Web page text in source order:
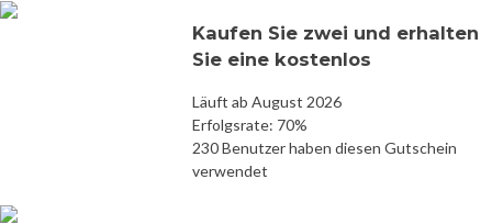
Kaufen Sie zwei und erhalten
Sie eine kostenlos
Läuft ab August 2026
Erfolgsrate: 70%
230 Benutzer haben diesen Gutschein
verwendet